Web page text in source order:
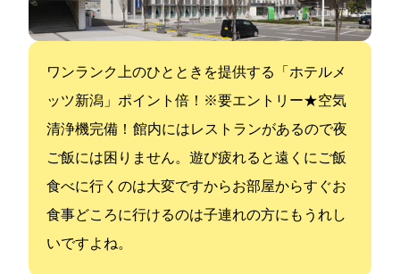
ワンランク上のひとときを提供する「ホテルメ
ッツ新潟」ポイント10倍！※要エントリー★空気
清浄機完備！ 館内にはレストランがあるので夜
ご飯には困りません。遊び疲れると遠くにご飯
食べに行くのは大変ですからお部屋からすぐお
食事どころに行けるのは子連れの方にもうれし
いですよね。